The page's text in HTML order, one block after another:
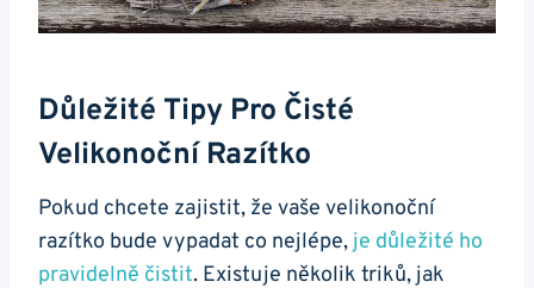
Důležité Tipy Pro Čisté
Velikonoční Razítko
Pokud chcete zajistit, že vaše velikonoční
razítko bude vypadat co nejlépe, je důležité ho
pravidelně čistit. Existuje několik triků, jak